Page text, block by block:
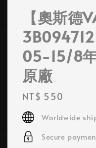
【奧斯德
05-15/8
原廠
Regular
price
NT$ 550
Worldwide
Secure